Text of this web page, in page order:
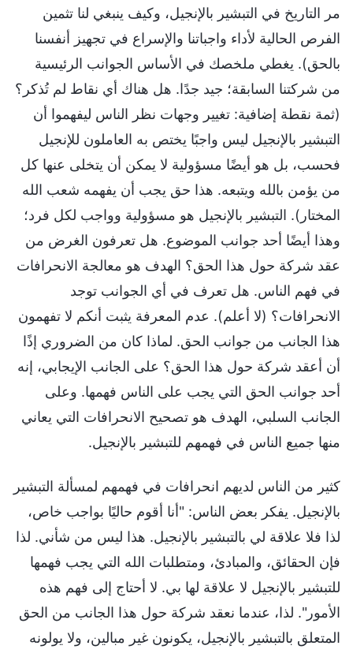
مر التاريخ في التبشير بالإنجيل، وكيف ينبغي لنا تثمين
الفرص الحالية لأداء واجباتنا والإسراع في تجهيز أنفسنا
بالحق). يغطي ملخصك في الأساس الجوانب الرئيسية
من شركتنا السابقة؛ جيد جدًا. هل هناك أي نقاط لم تُذكر؟
(ثمة نقطة إضافية: تغيير وجهات نظر الناس ليفهموا أن
التبشير بالإنجيل ليس واجبًا يختص به العاملون للإنجيل
فحسب، بل هو أيضًا مسؤولية لا يمكن أن يتخلى عنها كل
من يؤمن بالله ويتبعه. هذا حق يجب أن يفهمه شعب الله
المختار). التبشير بالإنجيل هو مسؤولية وواجب لكل فرد؛
وهذا أيضًا أحد جوانب الموضوع. هل تعرفون الغرض من
عقد شركة حول هذا الحق؟ الهدف هو معالجة الانحرافات
في فهم الناس. هل تعرف في أي الجوانب توجد
الانحرافات؟ (لا أعلم). عدم المعرفة يثبت أنكم لا تفهمون
هذا الجانب من جوانب الحق. لماذا كان من الضروري إذًا
أن أعقد شركة حول هذا الحق؟ على الجانب الإيجابي، إنه
أحد جوانب الحق التي يجب على الناس فهمها. وعلى
الجانب السلبي، الهدف هو تصحيح الانحرافات التي يعاني
منها جميع الناس في فهمهم للتبشير بالإنجيل.
كثير من الناس لديهم انحرافات في فهمهم لمسألة التبشير
بالإنجيل. يفكر بعض الناس: "أنا أقوم حاليًا بواجب خاص،
لذا فلا علاقة لي بالتبشير بالإنجيل. هذا ليس من شأني. لذا
فإن الحقائق، والمبادئ، ومتطلبات الله التي يجب فهمها
للتبشير بالإنجيل لا علاقة لها بي. لا أحتاج إلى فهم هذه
الأمور". لذا، عندما نعقد شركة حول هذا الجانب من الحق
المتعلق بالتبشير بالإنجيل، يكونون غير مبالين، ولا يولونه